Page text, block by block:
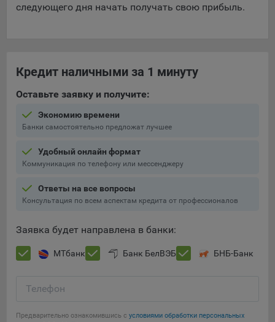
определять предпочтения пользователей сайта, в том числе
При этом, некоторые браузеры позволяют посещать
интернет-сайты в режиме «Инкогнито», чтобы ограничить
хранимый на компьютере объем информации и
того, субъект персональных данных может удалить ранее
сохраненные файлов cookie выбрав соответствующую
Подробнее о параметрах управления можно ознакомиться,
соответствующие страницы сайтов основных браузеров:
Chrome
Safari
Microsoft Edge
Сохранить по умолчанию
следующего дня начать получать свою прибыль.
Кредит наличными за 1 минуту
Оставьте заявку и получите:
Экономию времени
Банки самостоятельно предложат лучшее
Удобный онлайн формат
Коммуникация по телефону или мессенджеру
Ответы на все вопросы
Консультация по всем аспектам кредита от профессионалов
Заявка будет направлена в банки:
МТбанк Банк БелВЭБ БНБ-Банк
Телефон
Предварительно ознакомившись с условиями обработки персональных